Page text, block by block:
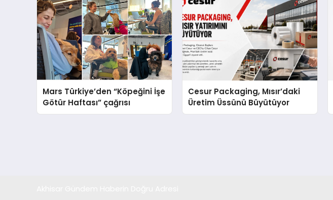
Mars Türkiye’den “Köpeğini İşe
Götür Haftası” çağrısı
Cesur Packaging, Mısır’daki
Üretim Üssünü Büyütüyor